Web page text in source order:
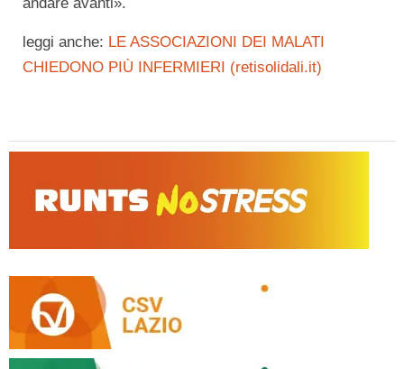
leggi anche: LE ASSOCIAZIONI DEI MALATI
CHIEDONO PIÙ INFERMIERI (retisolidali.it)